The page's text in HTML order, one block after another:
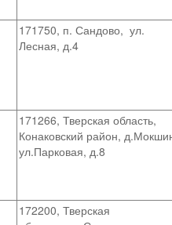
171750, п. Сандово, ул.
Лесная, д.4
171266, Тверская область,
Конаковский район,
ул.Парковая, д.8
172200, Тверская